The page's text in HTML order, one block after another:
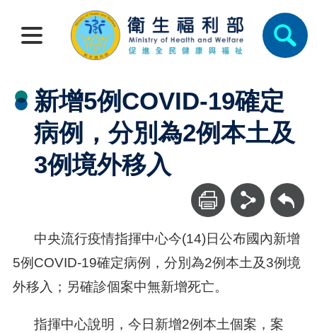
新增5例COVID-19確定
病例，分別為2例本土及
3例境外移入
回上一頁
中央流行疫情指揮中心今(14)日公布國內新增
5例COVID-19確定病例，分別為2例本土及3例境
外移入；另確診個案中無新增死亡。
指揮中心說明，今日新增2例本土個案，案